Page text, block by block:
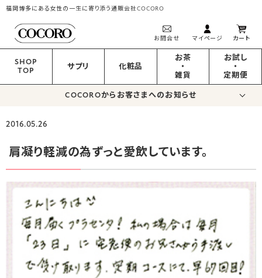
福岡博多にある女性の一生に寄り添う通販会社COCORO
お問合せ マイページ カート
SHOP
TOP
サプリ 化粧品
お茶
・
雑貨
お試し
・
定期便
COCOROからお客さまへのお知らせ
2016.05.26
肩凝り軽減の為ずっと愛飲しています。